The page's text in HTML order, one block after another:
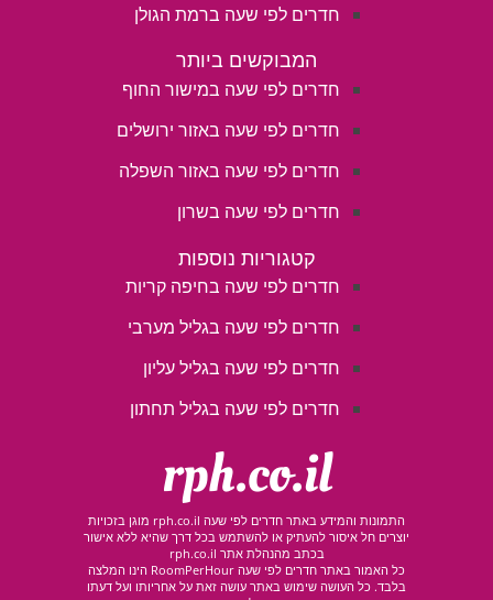
חדרים לפי שעה ברמת הגולן
המבוקשים ביותר
חדרים לפי שעה במישור החוף
חדרים לפי שעה באזור ירושלים
חדרים לפי שעה באזור השפלה
חדרים לפי שעה בשרון
קטגוריות נוספות
חדרים לפי שעה בחיפה קריות
חדרים לפי שעה בגליל מערבי
חדרים לפי שעה בגליל עליון
חדרים לפי שעה בגליל תחתון
rph.co.il
התמונות והמידע באתר חדרים לפי שעה rph.co.il מוגן בזכויות
יוצרים חל איסור להעתיק או להשתמש בכל דרך שהיא ללא אישור
בכתב מהנהלת אתר rph.co.il
כל האמור באתר חדרים לפי שעה RoomPerHour הינו המלצה
בלבד. כל העושה שימוש באתר עושה זאת על אחריותו ועל דעתו